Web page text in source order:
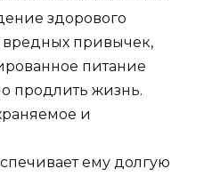
здорового
вредных привычек,
питание
продлить жизнь.
и
ему долгую